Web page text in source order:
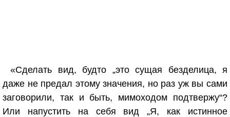
«Сделать вид, будто „это сущая безделица, я
даже не предал этому значения, но раз уж вы сами
заговорили, так и быть, мимоходом подтвержу“?
Или напустить на себя вид „Я, как истинное